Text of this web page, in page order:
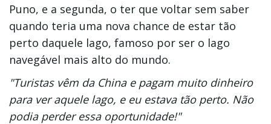
Puno, e a segunda, o ter que voltar sem saber
quando teria uma nova chance de estar tão
perto daquele lago, famoso por ser o lago
navegável mais alto do mundo.
"Turistas vêm da China e pagam muito dinheiro
para ver aquele lago, e eu estava tão perto. Não
podia perder essa oportunidade!"